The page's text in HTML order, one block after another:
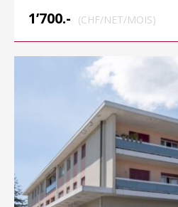
1’700.- (CHF/NET/MOIS)